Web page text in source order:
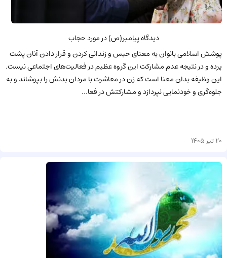
دیدگاه پیامبر(ص) در مورد حجاب
پوشش اسلامی بانوان به معنای حبس و زندانی کردن و قرار دادن آنان پشت
پرده و در نتیجه عدم مشارکت این گروه عظیم در فعالیت‌های اجتماعی نیست.
این وظیفه بدان معنا است که زن در معاشرت با مردان بدنش را بپوشاند و به
جلوه‌گری و خودنمایی نپردازد و مشارکتش در فعا...
20 تیر 1405